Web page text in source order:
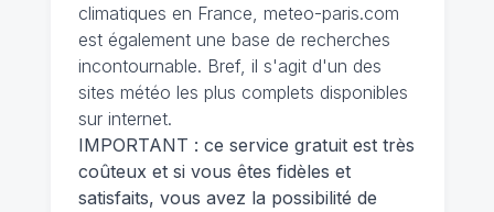
climatiques en France, meteo-paris.com
est également une base de recherches
incontournable. Bref, il s'agit d'un des
sites météo les plus complets disponibles
sur internet.
IMPORTANT : ce service gratuit est très
coûteux et si vous êtes fidèles et
satisfaits, vous avez la possibilité de